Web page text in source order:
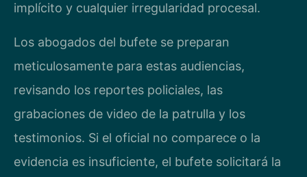
implícito y cualquier irregularidad procesal.
Los abogados del bufete se preparan
meticulosamente para estas audiencias,
revisando los reportes policiales, las
grabaciones de video de la patrulla y los
testimonios. Si el oficial no comparece o la
evidencia es insuficiente, el bufete solicitará la